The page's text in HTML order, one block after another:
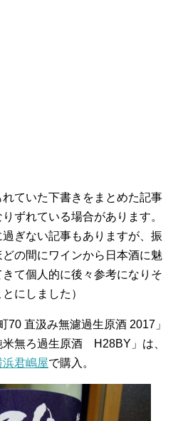
ていた下書きをまとめた記事
ずれている場合があります。
ぎない記事もありますが、振
の間にワインから日本酒に魅
て個人的に後々参考になりそ
にしました）
70 直汲み無濾過生原酒 2017」
無ろ過生原酒 H28BY」は、
浜君嶋屋で購入。